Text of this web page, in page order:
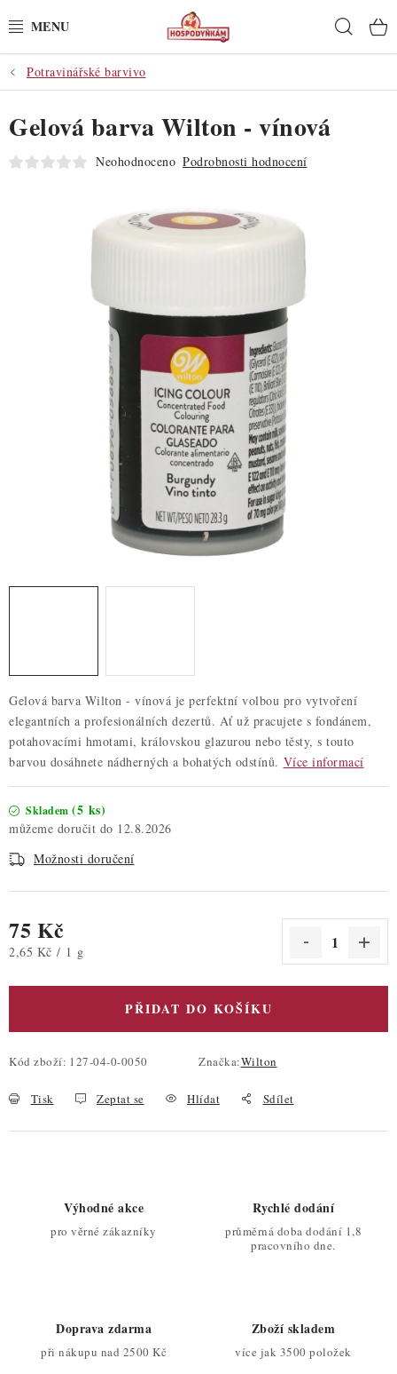
na
POTŘEBY
POMŮCKY
SUROVINY
DO KUCHYNĚ
ZDRAVÉ PEČENÍ
DÁRKOVÉ POUKAZY
TÉMATICKÉ PRODUKTY
NOVÉ ZBOŽÍ
Nepřevzetí zásilky na dobírku
Hodnocení obchodu
Blog
Moje objednávka
Podmínky ochrany osobních údajů
Potravinářské barvivo
Gelová barva Wilton - vínová je perfektní volbou pro vytvoření
elegantních a profesionálních dezertů. Ať už pracujete s fondánem,
potahovacími hmotami, královskou glazurou nebo těsty, s touto
barvou dosáhnete nádherných a bohatých odstínů. Více informací
Skladem (5 ks)
12.8.2026
Možnosti doručení
75 Kč
Měrná cena:
2,65 Kč / 1 g
PŘIDAT DO KOŠÍKU
Kód zboží: 127-04-0-0050 Značka:Wilton
Tisk Zeptat se Hlídat Sdílet
Gelová barva Wilton - vínová
Neohodnoceno Podrobnosti hodnocení
Výhodné akce
pro věrné zákazníky
Rychlé dodání
průměrná doba dodání 1,8
pracovního dne.
Doprava zdarma
při nákupu nad 2500 Kč
Zboží skladem
více jak 3500 položek